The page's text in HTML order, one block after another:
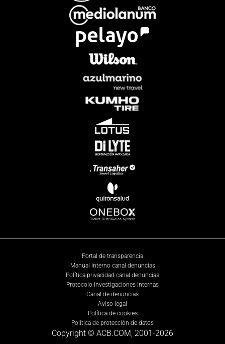
Portal de transparencia
Manual interno canal denuncias
Política privacidad canal denuncias
Protocolo investigaciones internas
Canal de denuncias
Aviso legal
Política de cookies
Política de protección de datos
Copyright © ACB.COM, 2001-2026